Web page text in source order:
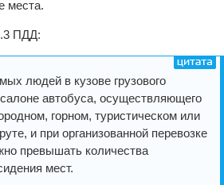
места.
ПДД:
людей в кузове грузового
автобуса, осуществляющего
горном, туристическом или
и при организованной перевозке
превышать количества
мест.